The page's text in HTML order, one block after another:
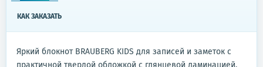
КАК ЗАКАЗАТЬ
Яркий блокнот BRAUBERG KIDS для записей и заметок с
практичной твердой обложкой с глянцевой ламинацией.